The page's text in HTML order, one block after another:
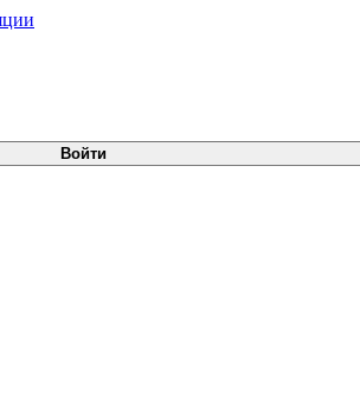
Войти